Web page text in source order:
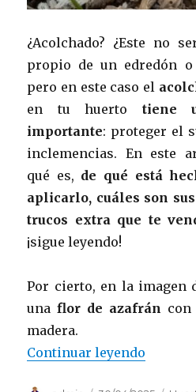
¿Acolchado? ¿Este no
propio de un edredón o
pero en este caso el
en tu huerto tiene
importante: proteger el
inclemencias. En este
qué es, de qué está
aplicarlo, cuáles son
trucos extra que te
¡sigue leyendo!
Por cierto, en la imagen
una flor de azafrán con
madera.
Continuar leyendo